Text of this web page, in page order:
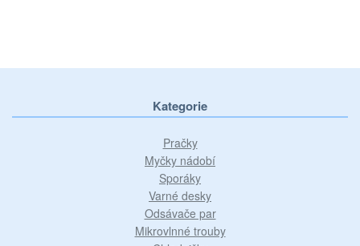
Kategorie
Pračky
Myčky nádobí
Sporáky
Varné desky
Odsávače par
Mikrovlnné trouby